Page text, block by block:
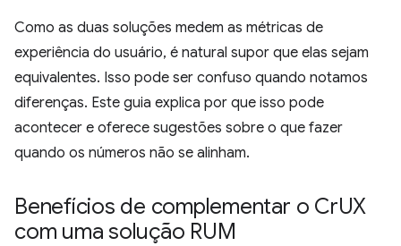
Como as duas soluções medem as métricas de
experiência do usuário, é natural supor que elas sejam
equivalentes. Isso pode ser confuso quando notamos
diferenças. Este guia explica por que isso pode
acontecer e oferece sugestões sobre o que fazer
quando os números não se alinham.
Benefícios de complementar o CrUX
com uma solução RUM